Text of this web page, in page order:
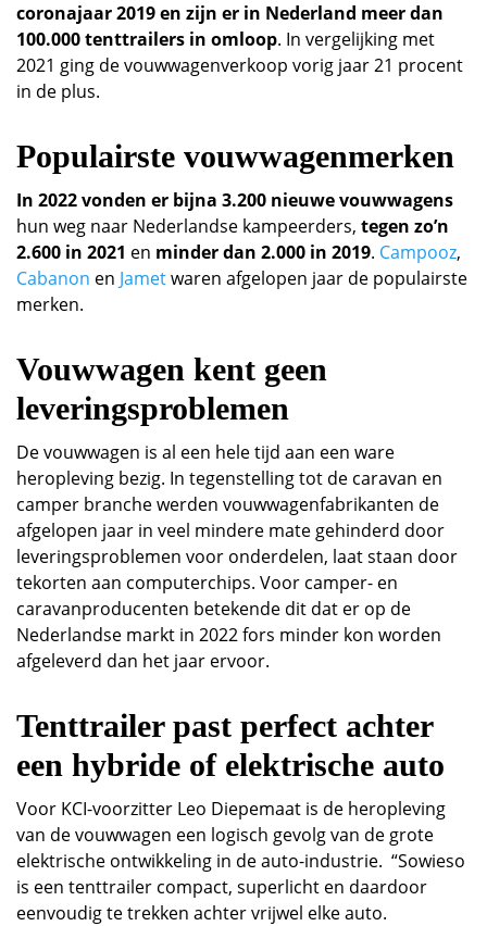
coronajaar 2019 en zijn er in Nederland meer dan
100.000 tenttrailers in omloop. In vergelijking met
2021 ging de vouwwagenverkoop vorig jaar 21 procent
in de plus.
Populairste vouwwagenmerken
In 2022 vonden er bijna 3.200 nieuwe vouwwagens
hun weg naar Nederlandse kampeerders, tegen zo’n
2.600 in 2021 en minder dan 2.000 in 2019. Campooz,
Cabanon en Jametwaren afgelopen jaar de populairste
merken.
Vouwwagen kent geen
leveringsproblemen
De vouwwagen is al een hele tijd aan een ware
heropleving bezig. In tegenstelling tot de caravan en
camper branche werden vouwwagenfabrikanten de
afgelopen jaar in veel mindere mate gehinderd door
leveringsproblemen voor onderdelen, laat staan door
tekorten aan computerchips. Voor camper- en
caravanproducenten betekende dit dat er op de
Nederlandse markt in 2022 fors minder kon worden
afgeleverd dan het jaar ervoor.
Tenttrailer past perfect achter
een hybride of elektrische auto
Voor KCI-voorzitter Leo Diepemaat is de heropleving
van de vouwwagen een logisch gevolg van de grote
elektrische ontwikkeling in de auto-industrie. “Sowieso
is een tenttrailer compact, superlicht en daardoor
eenvoudig te trekken achter vrijwel elke auto.